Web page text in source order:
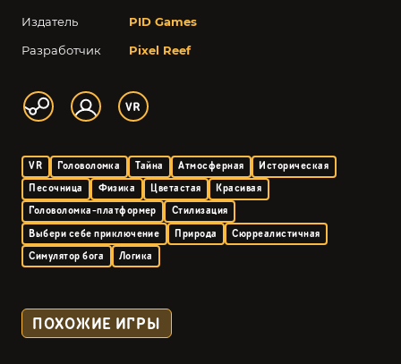
Издатель
PID Games
Разработчик
Pixel Reef
VR Головоломка Тайна Атмосферная
Историческая
Песочница
Физика Цветастая
Красивая
Головоломка-платформер
Стилизация
Выбери себе приключение
Природа
Сюрреалистичная
Симулятор бога
Логика
ПОХОЖИЕ ИГРЫ